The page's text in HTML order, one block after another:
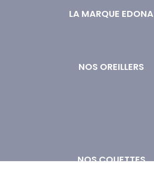
LA MARQUE EDONA
NOS OREILLERS
NOS COUETTES